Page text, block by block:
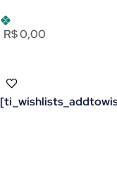
R$ 0,00